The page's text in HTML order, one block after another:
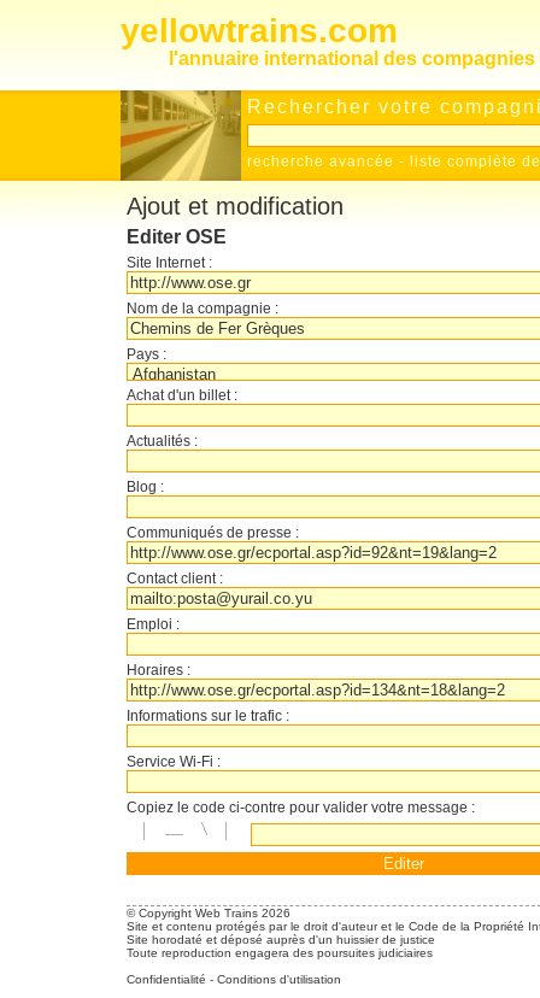
yellowtrains.com
l'annuaire international des
Rechercher votre
recherche avancée - liste complète
Ajout et modification
Editer OSE
Site Internet :
Nom de la compagnie :
Pays :
Achat d'un billet :
Actualités :
Blog :
Communiqués de presse :
Contact client :
Emploi :
Horaires :
Informations sur le trafic :
Service Wi-Fi :
Copiez le code ci-contre pour valider votre message :
© Copyright Web Trains 2026
Site et contenu protégés par le droit d'auteur et le Code de la Propriété
Site horodaté et déposé auprès d'un huissier de justice
Toute reproduction engagera des poursuites judiciaires
Confidentialité - Conditions d'utilisation